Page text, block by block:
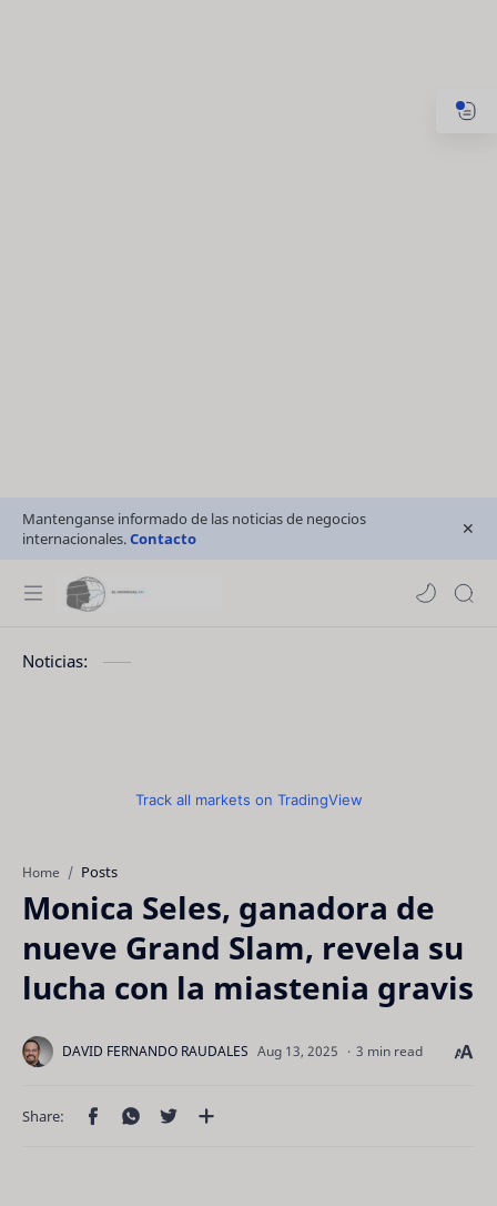
Mantenganse informado de las noticias de negocios
internacionales.Contacto
Noticias:
Track all markets on TradingView
Home Posts
Monica Seles, ganadora de
nueve Grand Slam, revela su
lucha con la miastenia gravis
3 min read